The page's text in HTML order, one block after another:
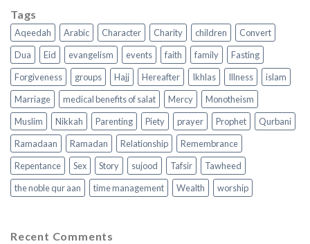
Tags
Aqeedah Arabic Character Charity children
Convert
Dua
Eid evangelism events faith family
Fasting
Forgiveness
groups Hajj Hereafter Ikhlas Illness
islam
Marriage
medical benefits of salat Mercy
Monotheism
Muslim
Nikkah Parenting Piety prayer Prophet
Qurbani
Ramadaan
Ramadan Relationship
Remembrance
Repentance
Sex Story sujood Tafsir
Tawheed
the noble qur aan
time management Wealth worship
Recent Comments